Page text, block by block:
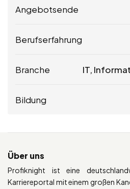
Angebotsende
Berufserfahrung
Branche IT,
Bildung
Über uns
Profiknight ist eine
Karriereportal mit einem großen